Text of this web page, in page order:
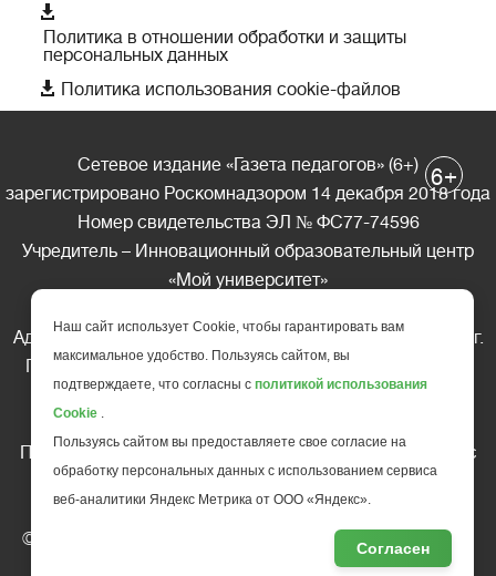

Политика в отношении обработки и защиты
персональных данных
 Политика использования cookie-файлов
Сетевое издание «Газета педагогов» (6+)
зарегистрировано Роскомнадзором 14 декабря 2018 года
Номер свидетельства ЭЛ № ФС77-74596
Учредитель – Инновационный образовательный центр
«Мой университет»
Адрес редакции: 185035 Россия, Республика Карелия, г.
Петрозаводск, ул. Фридриха Энгельса д.10, офис 211
Телефон редакции: +7 (499) 685-10-45
Перепечатка материалов газеты допускается только c
письменного разрешения редакции
Ссылка на «Газету педагогов» обязательна.
© АНО ДПО "Инновационный образовательный центр
повышения квалификации и переподготовки "Мой
6+
Наш сайт использует Cookie, чтобы гарантировать вам
максимальное удобство. Пользуясь сайтом, вы
подтверждаете, что согласны с политикой использования
Cookie .
Пользуясь сайтом вы предоставляете свое согласие на
обработку персональных данных с использованием сервиса
веб-аналитики Яндекс Метрика от ООО «Яндекс».
Согласен